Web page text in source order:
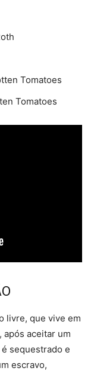
Tomatoes
Tomatoes
livre, que vive em
após aceitar um
sequestrado e
escravo,